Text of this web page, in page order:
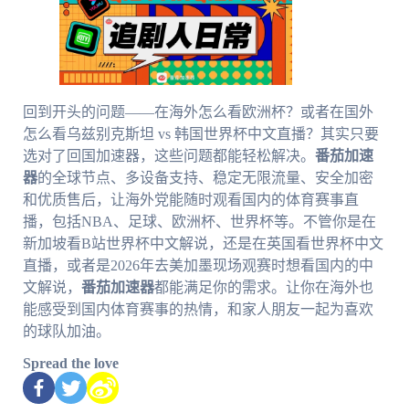
回到开头的问题——在海外怎么看欧洲杯？或者在国外
怎么看乌兹别克斯坦 vs 韩国世界杯中文直播？其实只要
选对了回国加速器，这些问题都能轻松解决。 番茄加速
器的全球节点、多设备支持、稳定无限流量、安全加密
和优质售后，让海外党能随时观看国内的体育赛事直
播，包括NBA、足球、欧洲杯、世界杯等。不管你是在
新加坡看B站世界杯中文解说，还是在英国看世界杯中文
直播，或者是2026年去美加墨现场观赛时想看国内的中
文解说， 番茄加速器都能满足你的需求。让你在海外也
能感受到国内体育赛事的热情，和家人朋友一起为喜欢
的球队加油。
Spread the love